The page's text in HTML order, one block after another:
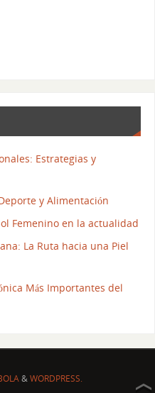
Estrategias y
y Alimentación
Femenino en la actualidad
La Ruta hacia una Piel
Más Importantes del
&WORDPRESS.